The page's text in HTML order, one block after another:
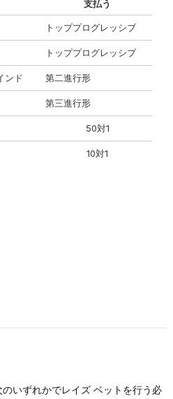
支払う
トッププログレッシブ
トッププログレッシブ
ンド 第二進行形
第三進行形
50対1
10対1
いずれかでレイズ ベットを行う必